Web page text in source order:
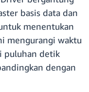
basis data dan
menentukan
mengurangi waktu
puluhan detik
dengan